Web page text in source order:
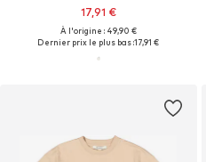
17,91 €
À l'origine : 49,90 €
Dernier prix le plus bas :17,91 €